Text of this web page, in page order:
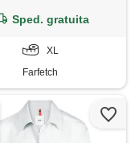
Sped. gratuita
XL
Farfetch